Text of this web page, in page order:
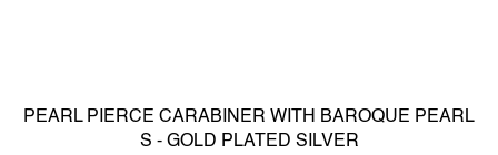
PEARL PIERCE CARABINER WITH BAROQUE PEARL
S - GOLD PLATED SILVER